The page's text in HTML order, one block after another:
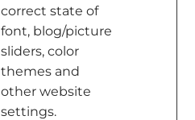
correct state of
font, blog/picture
sliders, color
themes and
other website
settings.